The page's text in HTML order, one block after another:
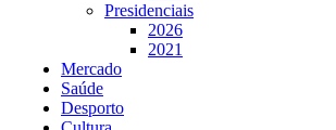
Presidenciais
2026
2021
Mercado
Saúde
Desporto